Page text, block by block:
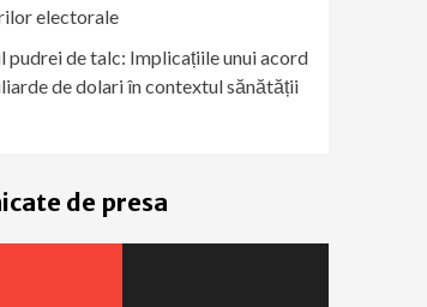
electorale
pudrei de talc: Implicațiile unui acord
de dolari în contextul sănătății
de presa